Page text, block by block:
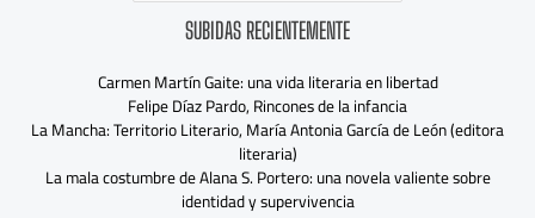
SUBIDAS RECIENTEMENTE
Carmen Martín Gaite: una vida literaria en libertad
Felipe Díaz Pardo, Rincones de la infancia
La Mancha: Territorio Literario, María Antonia García de León (editora
literaria)
La mala costumbre de Alana S. Portero: una novela valiente sobre
identidad y supervivencia